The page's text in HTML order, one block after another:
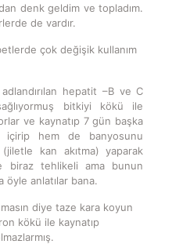
denk geldim ve topladım.
de vardır.
çok değişik kullanım
hepatit –B ve C
bitkiyi kökü ile
ve kaynatıp 7 gün başka
içirip hem de banyosunu
kan akıtma) yaparak
biraz tehlikeli ama bunun
öyle anlatılar bana.
diye taze kara koyun
kökü ile kaynatıp